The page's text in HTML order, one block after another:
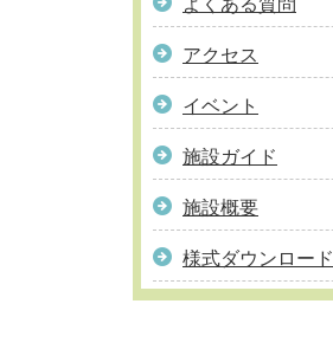
よくある質問
アクセス
イベント
施設ガイド
施設概要
様式ダウンロード